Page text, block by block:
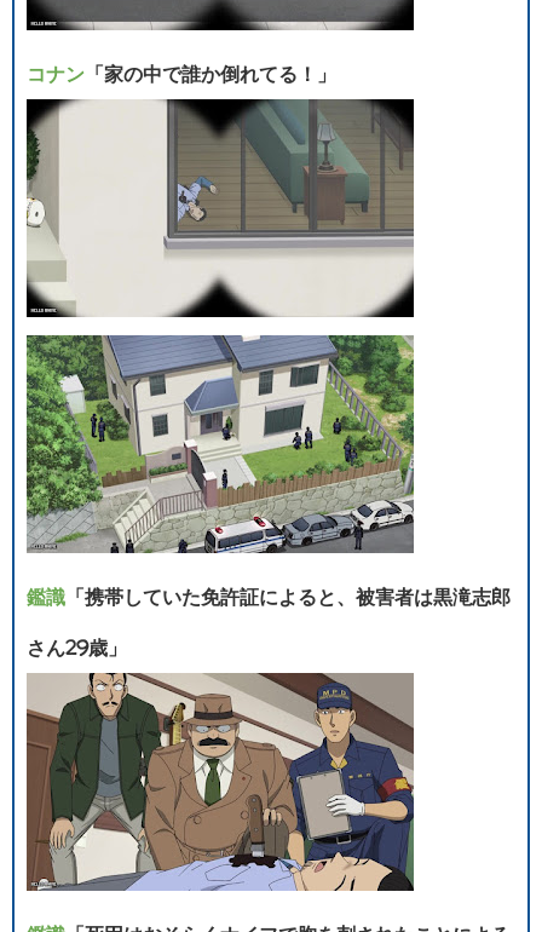
コナン 「家の中で誰か倒れてる！」
鑑識 「携帯していた免許証によると、被害者は黒滝志郎
さん29歳」